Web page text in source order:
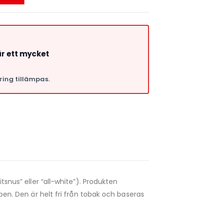
ett mycket
tillämpas.
eller “all-white”). Produkten
Den är helt fri från tobak och baseras